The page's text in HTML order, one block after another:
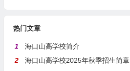
热门文章
1
海口山高学校简介
2
海口山高学校2025年秋季招生简章